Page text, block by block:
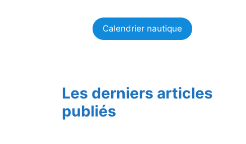
Calendrier nautique
Les derniers articles
publiés